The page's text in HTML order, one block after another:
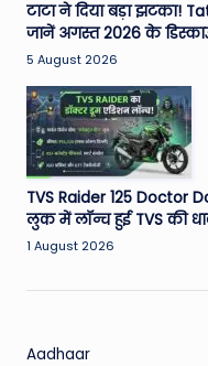
टाटा ने दिया बड़ा झटका!
जानें अगस्त 2026 के
5 August 2026
TVS Raider 125 Doctor
लुक में लॉन्च हुई TVS की
1 August 2026
Aadhaar